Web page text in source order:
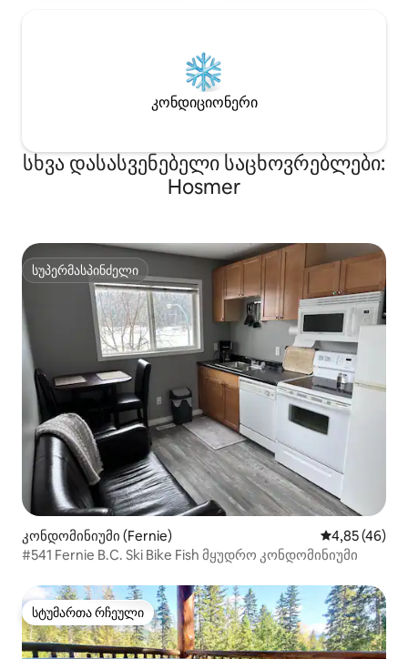
კონდიციონერი
სხვა დასასვენებელი საცხოვრებლები:
Hosmer
სუპერმასპინძელი
სუპერმასპინძელი
კონდომინიუმი (Fernie) საშუალო
4,85 (46)
#541 Fernie B.C. Ski Bike Fish მყუდრო კონდომინიუმი
სტუმართა რჩეული
სტუმართა რჩეული